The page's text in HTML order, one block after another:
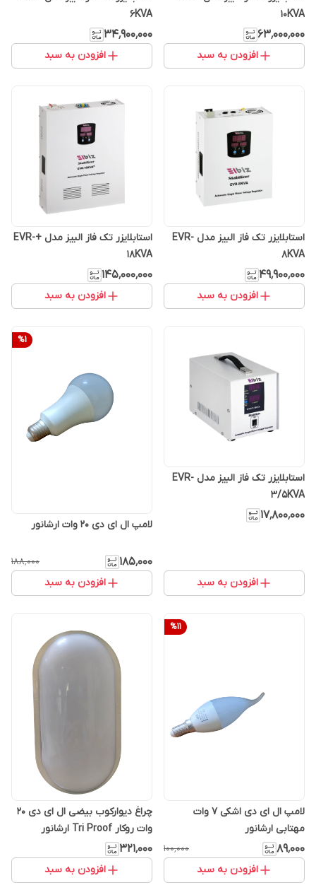
10KVA
۶۳٬۰۰۰٬۰۰۰
افزودن به سبد
6KVA
۳۴٬۹۰۰٬۰۰۰
افزودن به سبد
استابلایزر تک فاز البیز مدل EVR-
8KVA
۴۹٬۹۰۰٬۰۰۰
افزودن به سبد
استابلایزر تک فاز البیز مدل +EVR-
18KVA
۱۴۵٬۰۰۰٬۰۰۰
افزودن به سبد
استابلایزر تک فاز البیز مدل EVR-
3/5KVA
۱۷٬۸۰۰٬۰۰۰
افزودن به سبد
%1
لامپ ال ای دی ۲۰ وات ارشانور
۱۸۵٬۰۰۰ ۱۸۸٬۰۰۰
افزودن به سبد
%11
لامپ ال ای دی اشکی 7 وات
مهتابی ارشانور
۸۹٬۰۰۰ ۱۰۰٬۰۰۰
افزودن به سبد
چراغ دیوارکوب بیضی ال ای دی ۲۰
وات روکار Tri Proof ارشانور
۳۲۱٬۰۰۰
افزودن به سبد